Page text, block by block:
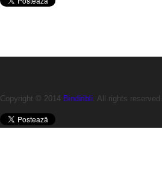
Copyright © 2014 Bindiribli. All rights reserved.